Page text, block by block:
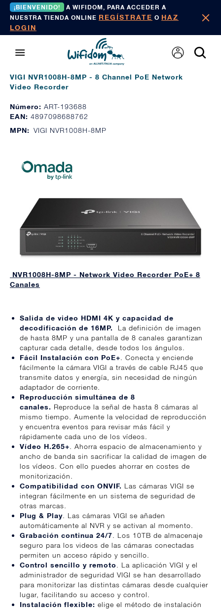
¡BIENVENIDO!
A WIFIDOM, PARA ACCEDER A
NUESTRA TIENDA ONLINE REGÍSTRATE O HAZ
LOGIN
VIGI NVR1008H-8MP - 8 Channel PoE Network
Video Recorder
Número: ART-193688
EAN: 4897098688762
MPN: VIGI NVR1008H-8MP
NVR1008H-8MP - Network Video Recorder PoE+ 8
Canales
Salida de video HDMI 4K y capacidad de
decodificación de 16MP.
La definición de imagen
de hasta 8MP y una pantalla de 8 canales garantizan
capturar cada detalle, desde todos los ángulos.
Fácil Instalación con PoE+. Conecta y enciende
fácilmente la cámara VIGI a través de cable RJ45 que
transmite datos y energía, sin necesidad de ningún
adaptador de corriente.
Reproducción simultánea de 8
canales. Reproduce la señal de hasta 8 cámaras al
mismo tiempo. Aumente la velocidad de reproducción
y encuentra eventos para revisar más fácil y
rápidamente cada uno de los vídeos.
Vídeo H.265+. Ahorra espacio de almacenamiento y
ancho de banda sin sacrificar la calidad de imagen de
los vídeos. Con ello puedes ahorrar en costes de
monitorización.
Compatibilidad con ONVIF. Las cámaras VIGI se
integran fácilmente en un sistema de seguridad de
otras marcas.
Plug & Play. Las cámaras VIGI se añaden
automáticamente al NVR y se activan al momento.
Grabación continua 24/7. Los 10TB de almacenaje
seguro para los videos de las cámaras conectadas
permiten un acceso rápido y sencillo.
Control sencillo y remoto. La aplicación VIGI y el
administrador de seguridad VIGI se han desarrollado
para monitorizar las distintas cámaras desde cualquier
lugar, facilitando su acceso y control.
Instalación flexible: elige el método de instalación